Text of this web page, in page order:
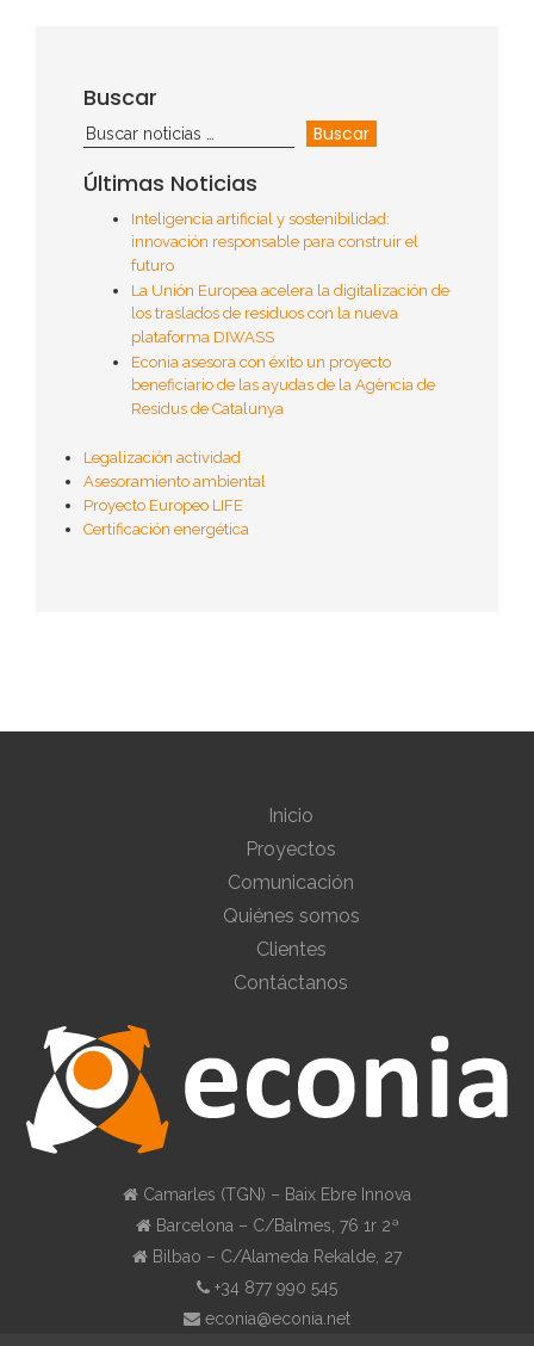
Buscar
Últimas Noticias
Inteligencia artificial y sostenibilidad:
innovación responsable para construir el
futuro
La Unión Europea acelera la digitalización de
los traslados de residuos con la nueva
plataforma DIWASS
Econia asesora con éxito un proyecto
beneficiario de las ayudas de la Agència de
Residus de Catalunya
Legalización actividad
Asesoramiento ambiental
Proyecto Europeo LIFE
Certificación energética
Inicio
Proyectos
Comunicación
Quiénes somos
Clientes
Contáctanos
Camarles (TGN) – Baix Ebre Innova
Barcelona – C/Balmes, 76 1r 2ª
Bilbao – C/Alameda Rekalde, 27
+34 877 990 545
econia@econia.net